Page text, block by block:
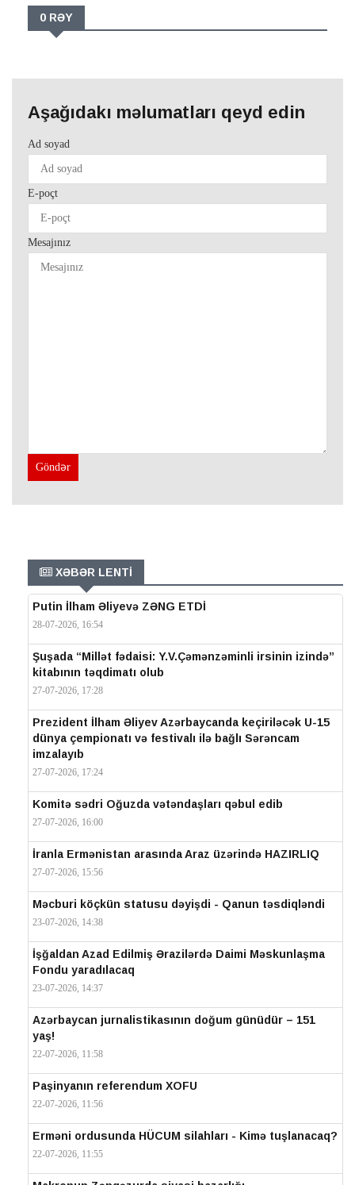
0 RƏY
Aşağıdakı məlumatları qeyd edin
Ad soyad
E-poçt
Mesajınız
Göndər
XƏBƏR LENTİ
Putin İlham Əliyevə ZƏNG ETDİ
28-07-2026, 16:54
Şuşada “Millət fədaisi: Y.V.Çəmənzəminli irsinin izində”
kitabının təqdimatı olub
27-07-2026, 17:28
Prezident İlham Əliyev Azərbaycanda keçiriləcək U-15
dünya çempionatı və festivalı ilə bağlı Sərəncam
imzalayıb
27-07-2026, 17:24
Komitə sədri Oğuzda vətəndaşları qəbul edib
27-07-2026, 16:00
İranla Ermənistan arasında Araz üzərində HAZIRLIQ
27-07-2026, 15:56
Məcburi köçkün statusu dəyişdi - Qanun təsdiqləndi
23-07-2026, 14:38
İşğaldan Azad Edilmiş Ərazilərdə Daimi Məskunlaşma
Fondu yaradılacaq
23-07-2026, 14:37
Azərbaycan jurnalistikasının doğum günüdür – 151
yaş!
22-07-2026, 11:58
Paşinyanın referendum XOFU
22-07-2026, 11:56
Erməni ordusunda HÜCUM silahları - Kimə tuşlanacaq?
22-07-2026, 11:55